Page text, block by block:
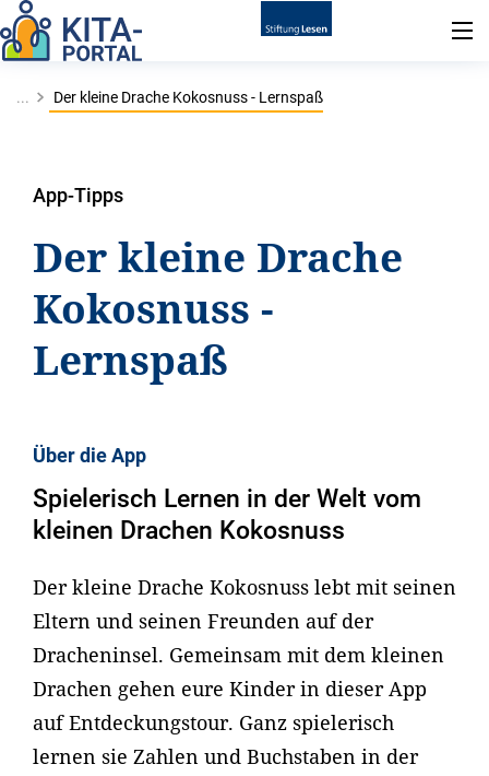
... Der kleine Drache Kokosnuss - Lernspaß
App-Tipps
Der kleine Drache
Kokosnuss -
Lernspaß
Über die App
Spielerisch Lernen in der Welt vom
kleinen Drachen Kokosnuss
Der kleine Drache Kokosnuss lebt mit seinen
Eltern und seinen Freunden auf der
Dracheninsel. Gemeinsam mit dem kleinen
Drachen gehen eure Kinder in dieser App
auf Entdeckungstour. Ganz spielerisch
lernen sie Zahlen und Buchstaben in der